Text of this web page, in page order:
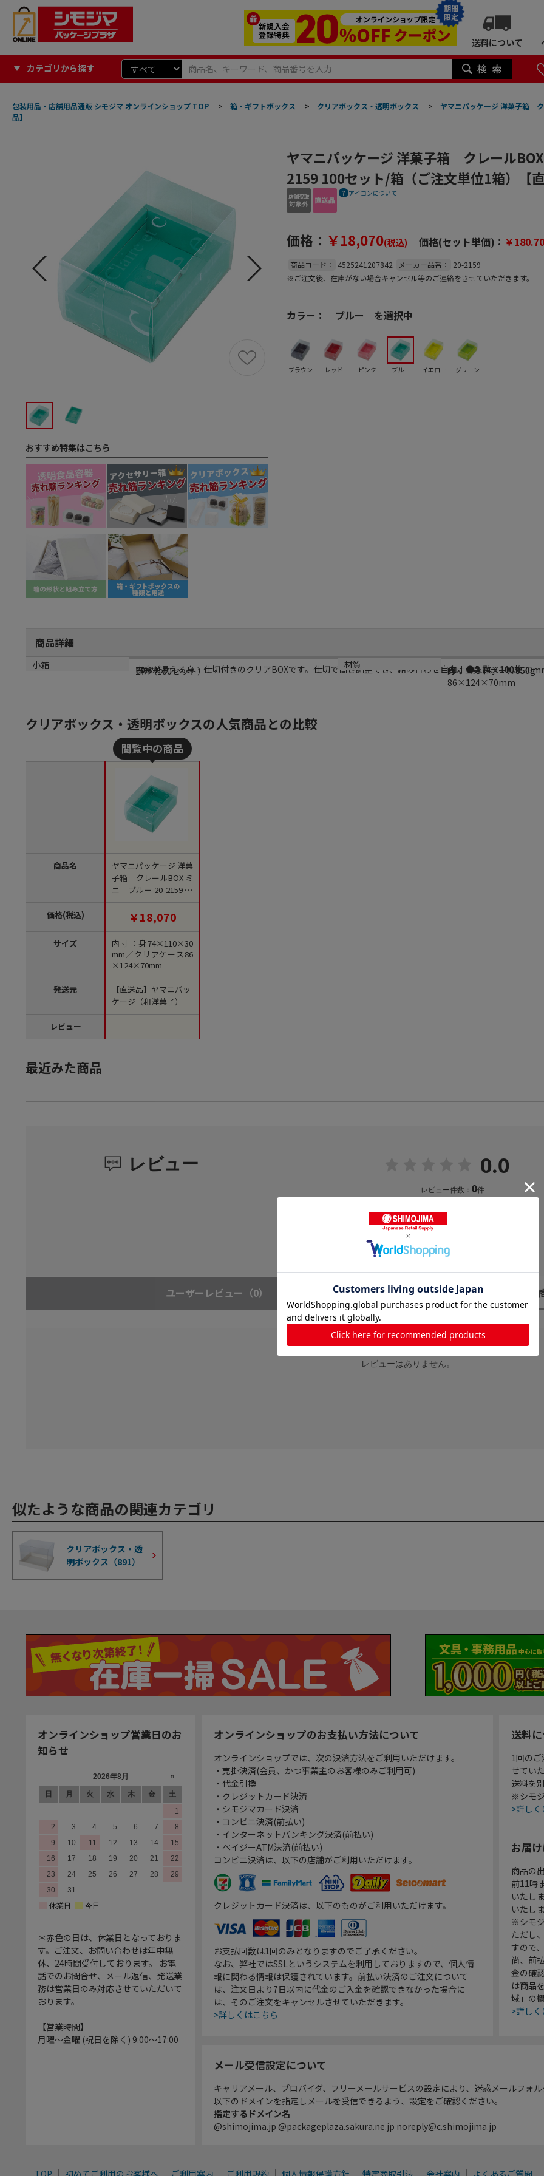
期間
限定
送料について
カテゴリから探す
包装用品・店舗用品通販 シモジマ オンラインショップ TOP > 箱・ギフトボックス > クリアボックス・透明ボックス >
ヤマニパッケージ 洋菓子箱
品】
おすすめ特集はこちら
ヤマニパッケージ 洋菓子箱 クレール
2159 100セット/箱（ご注文単位1箱）【直
アイコンについて
価格： ￥18,070(税込) 価格(セット単価)： ￥180.70
商品コード： 4525241207842 メーカー品番：
20-2159
※ご注文後、在庫がない場合キャンセル等のご連絡をさせていただきます。
カラー： ブルー を選択中
ブラウン レッド ピンク ブルー イエロー グリーン
商品詳細
商品説明
中身が見える身・仕切付きのクリアBOXです。仕切で高さ調整でき、組み合わせ自由。●入数：100枚
メーカー品番
20-2159
サイズ
内寸：身
86×124×70mm
カラー
ブルー
材質
身：コートボール350g
小箱
1箱（100セット）
クリアボックス・透明ボックスの人気商品との比較
商品名
価格(税込)
サイズ
発送元
レビュー
ヤマニパッケージ 洋菓
子箱 クレールBOX ミ
ニ ブルー 20-2159 10
0セット/箱（ご注文単
位1箱）【直送品】
￥18,070
内寸：身74×110×30
mm／クリアケース86
×124×70mm
【直送品】ヤマニパッ
ケージ（和洋菓子）
最近みた商品
レビュー 0.0
レビュー件数： 0件
ユーザーレビュー （0）
レビューはありません。
似たような商品の関連カテゴリ
クリアボックス・透
明ボックス（891）
オンラインショップ営業日のお
知らせ
＊赤色の日は、休業日となっておりま
す。ご注文、お問い合わせは年中無
休、24時間受付しております。 お電
話でのお問合せ、メール返信、発送業
務は営業日のみ対応させていただいて
おります。
【営業時間】
月曜～金曜 (祝日を除く) 9:00～17:00
オンラインショップのお支払い方法について
オンラインショップでは、次の決済方法をご利用いただけます。
・売掛決済(会員、かつ事業主のお客様のみご利用可)
・代金引換
・クレジットカード決済
・シモジマカード決済
・コンビニ決済(前払い)
・インターネットバンキング決済(前払い)
・ペイジーATM決済(前払い)
コンビニ決済は、以下の店舗がご利用いただけます。
クレジットカード決済は、以下のものがご利用いただけます。
お支払回数は1回のみとなりますのでご了承ください。
なお、弊社ではSSLというシステムを利用しておりますので、個人情
報に関わる情報は保護されています。前払い決済のご注文について
は、注文日より7日以内に代金のご入金を確認できなかった場合に
は、そのご注文をキャンセルさせていただきます。
>詳しくはこちら
送料
1回の
せてい
送料を
※シモ
>詳しく
お届
商品の
前11時
いたし
いたしま
※シモ
ただし
すので
尚、前
金の確
は商品
域」の
>詳しく
メール受信設定について
キャリアメール、プロバイダ、フリーメールサービスの設定により、迷惑メールフォ
以下のドメインを指定しメールを受信できるよう、設定をご確認ください。
指定するドメイン名
@shimojima.jp @packageplaza.sakura.ne.jp noreply@c.shimojima.jp